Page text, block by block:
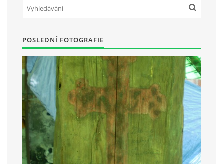
DOKUMENTY OVJK
Občanská vzdělávací jednota "Komenský" v Choceradech z.s.
Chocerady 4
257 24 Chocerady
IČ: 498 28 614
POSLEDNÍ FOTOGRAFIE